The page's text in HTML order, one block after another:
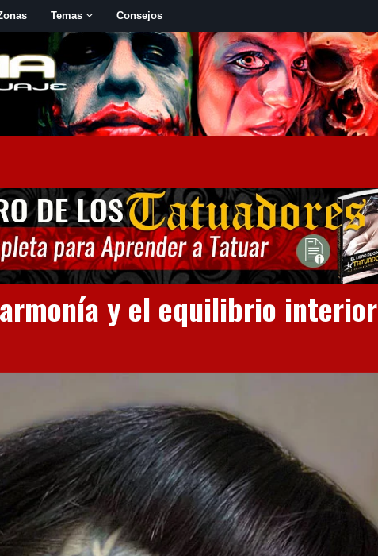
Temas Consejos
y el equilibrio interior